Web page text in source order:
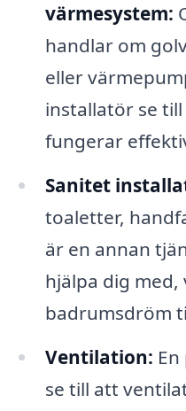
värmesystem:
handlar om
eller
installatör se
fungerar
Sanitet
toaletter,
är en annan
hjälpa dig
badrumsdröm
Ventilation:
se till att